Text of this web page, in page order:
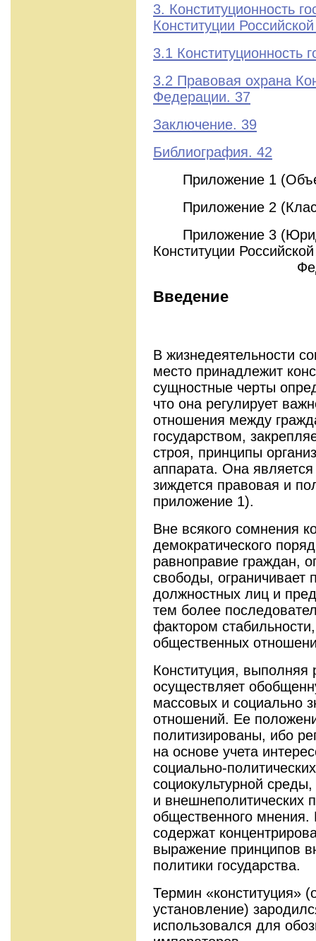
3. Конституционность
Конституции
3.1 Конституционность
3.2 Правовая охрана
Федерации. 37
Заключение. 39
Библиография. 42
Приложение 1
Приложение 2
Приложение 3
Конституции Российской
Введение
В жизнедеятельности
место принадлежит
сущностные черты
что она регулирует
отношения между
государством,
строя, принципы
аппарата. Она
зиждется правовая и
приложение 1).
Вне всякого сомнения
демократического
равноправие граждан,
свободы, ограничивает
должностных лиц и
тем более
фактором
общественных
Конституция, выполняя
осуществляет
массовых и социально
отношений. Ее
политизированы, ибо
на основе учета
социально-
социокультурной
и внешнеполитических
общественного мнения.
содержат
выражение принципов
политики государства.
Термин «конституция»
установление)
использовался для